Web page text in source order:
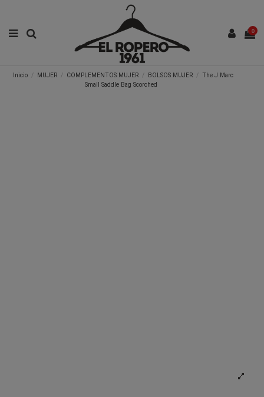
0
Inicio MUJER COMPLEMENTOS MUJER BOLSOS MUJER
The J Marc
Small Saddle Bag Scorched